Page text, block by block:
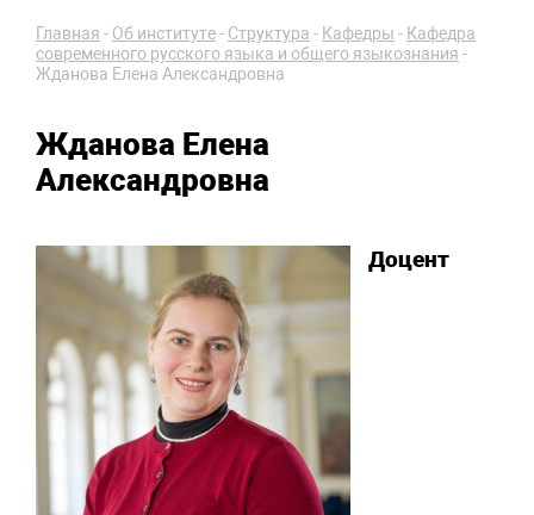
Главная - Об институте- Структура - Кафедры - Кафедра
современного русского языка и общего языкознания -
Жданова Елена Александровна
Жданова Елена
Александровна
Доцент